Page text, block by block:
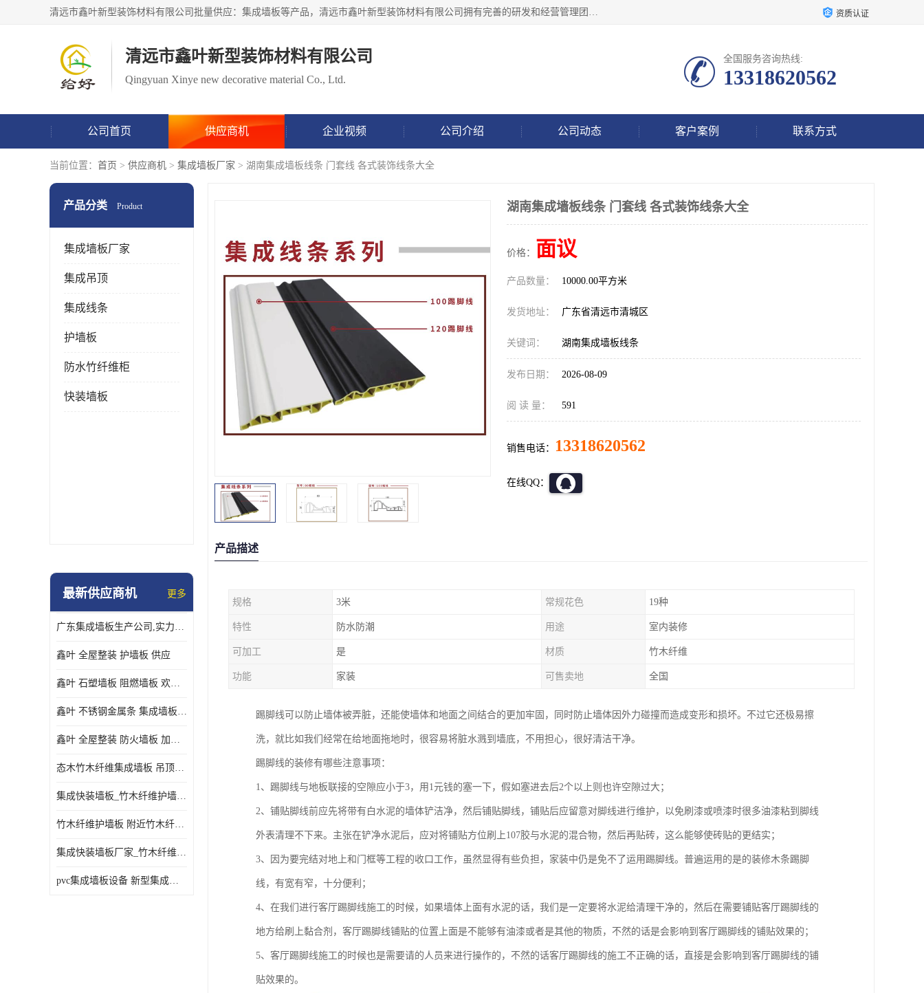
清远市鑫叶新型装饰材料有限公司批量供应：集成墙板等产品，清远市鑫叶新型装饰材料有限公司拥有完善的研发和经营管理团队，取得有70多项证书。不断让研发科技成果惠及全人类，用新材料保护自然资源，让人类生活居住健康与自然发展相和谐。全国统一热线电话：*。 资质认证
清远市鑫叶新型装饰材料有限公司
Qingyuan Xinye new decorative material Co., Ltd.
全国服务咨询热线:
13318620562
公司首页 供应商机 企业视频 公司介绍 公司动态 客户案例 联系方式
当前位置： 首页 > 供应商机 > 集成墙板厂家 > 湖南集成墙板线条 门套线 各式装饰线条大全
产品分类 Product
集成墙板厂家
集成吊顶
集成线条
护墙板
防水竹纤维柜
快装墙板
最新供应商机 更多
广东集成墙板生产公司,实力厂家-配送+设计+安装-没中间商
鑫叶 全屋整装 护墙板 供应
鑫叶 石塑墙板 阻燃墙板 欢迎选购
鑫叶 不锈钢金属条 集成墙板阴角线 欢迎选购
鑫叶 全屋整装 防火墙板 加工定制
态木竹木纤维集成墙板 吊顶板材 扣板快装 护墙板
集成快装墙板_竹木纤维护墙板厂家_竹木纤维集成墙板厂家
竹木纤维护墙板 附近竹木纤维集成墙板厂
集成快装墙板厂家_竹木纤维护墙板厂家_竹木纤维集成墙板厂家
pvc集成墙板设备 新型集成墙板 厂家供应
湖南集成墙板线条 门套线 各式装饰线条大全
价格： 面议
产品数量： 10000.00平方米
发货地址： 广东省清远市清城区
关键词： 湖南集成墙板线条
发布日期： 2026-08-09
阅 读 量： 591
销售电话： 13318620562
在线QQ：
产品描述
规格 3米 常规花色 19种
特性 防水防潮 用途 室内装修
可加工 是 材质 竹木纤维
功能 家装 可售卖地 全国
踢脚线可以防止墙体被弄脏，还能使墙体和地面之间结合的更加牢固，同时防止墙体因外力碰撞而造成变形和损坏。不过它还极易擦
洗，就比如我们经常在给地面拖地时，很容易将脏水溅到墙底，不用担心，很好清洁干净。
踢脚线的装修有哪些注意事项：
1、踢脚线与地板联接的空隙应小于3，用1元钱的塞一下，假如塞进去后2个以上则也许空隙过大；
2、铺贴脚线前应先将带有白水泥的墙体铲洁净，然后铺贴脚线，铺贴后应留意对脚线进行维护，以免刷漆或喷漆时很多油漆粘到脚线
外表清理不下来。主张在铲净水泥后，应对将铺贴方位刷上107胶与水泥的混合物，然后再贴砖，这么能够使砖贴的更结实；
3、因为要完结对地上和门框等工程的收口工作，虽然显得有些负担，家装中仍是免不了运用踢脚线。普遍运用的是的装修木条踢脚
线，有宽有窄，十分便利；
4、在我们进行客厅踢脚线施工的时候，如果墙体上面有水泥的话，我们是一定要将水泥给清理干净的，然后在需要铺贴客厅踢脚线的
地方给刷上黏合剂，客厅踢脚线铺贴的位置上面是不能够有油漆或者是其他的物质，不然的话是会影响到客厅踢脚线的铺贴效果的；
5、客厅踢脚线施工的时候也是需要请的人员来进行操作的，不然的话客厅踢脚线的施工不正确的话，直接是会影响到客厅踢脚线的铺
贴效果的。